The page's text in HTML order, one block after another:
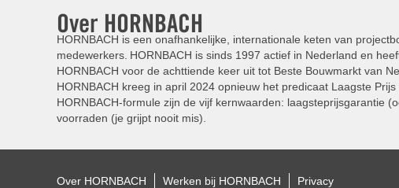
Over HORNBACH
HORNBACH is een onafhankelijke, internationale keten van
medewerkers. HORNBACH is sinds 1997 actief in Nederland en
HORNBACH voor de achttiende keer uit tot Beste Bouwmarkt van
HORNBACH kreeg in april 2024 opnieuw het predicaat Laagste
HORNBACH-formule zijn de vijf kernwaarden: laagsteprijsgarantie
voorraden (je grijpt nooit mis).
Over HORNBACH Werken bij HORNBACH Privacy